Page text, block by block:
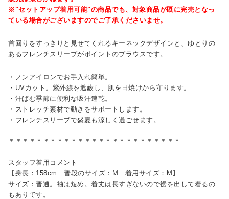
※"セットアップ着用可能"の商品でも、対象商品が既に完売となっ
ている場合がございますのでご了承くださいませ。
首回りをすっきりと見せてくれるキーネックデザインと、ゆとりの
あるフレンチスリーブがポイントのブラウスです。
・ノンアイロンでお手入れ簡単。
・UVカット。紫外線を遮蔽し、肌を日焼けから守ります。
・汗ばむ季節に便利な吸汗速乾。
・ストレッチ素材で動きをサポートします。
・フレンチスリーブで盛夏も涼しく過ごせます。
＊＊＊＊＊＊＊＊＊＊＊＊＊＊＊＊＊＊＊＊＊＊＊＊＊
スタッフ着用コメント
【身長：158cm 普段のサイズ：M 着用サイズ：M】
サイズ：普通。袖は短め。着丈は長すぎないので裾を出して着るの
もありです。